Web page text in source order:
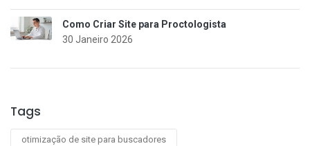
Como Criar Site para Proctologista
30 Janeiro 2026
Tags
otimização de site para buscadores